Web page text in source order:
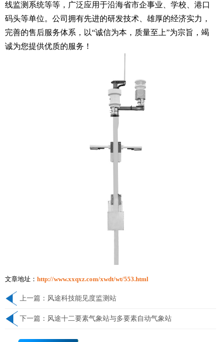
线监测系统等等，广泛应用于沿海省市企事业、学校、港口
码头等单位。公司拥有先进的研发技术、雄厚的经济实力，
完善的售后服务体系，以“诚信为本，质量至上”为宗旨，竭
诚为您提供优质的服务！
文章地址： http://www.xxqxz.com/xwdt/wt/553.html
上一篇： 风途科技能见度监测站
下一篇： 风途十二要素气象站与多要素自动气象站